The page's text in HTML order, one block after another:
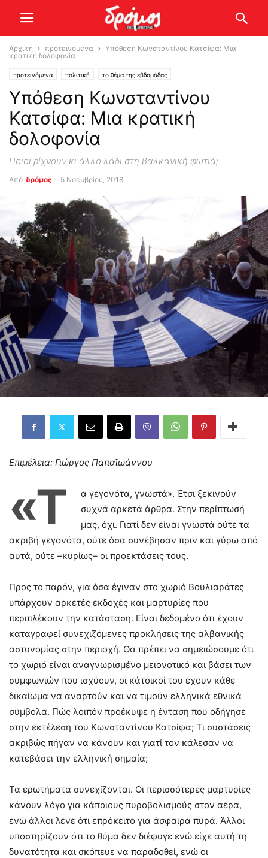
Αρχική προτεινόμενα
Υπόθεση Κωνσταντίνου Κατσίφα: Μια
κρατική δολοφονία
προτεινόμενα πολιτική το θέμα της εβδομάδας
Υπόθεση Κωνσταντίνου
Κατσίφα: Μια κρατική
δολοφονία
Ποιοι ρίχνουν κι άλλο λάδι στη βαλκανική φωτιά;
Από δρόμος - 5 Νοεμβρίου, 2018
Επιμέλεια: Γιώργος Παπαϊωάννου
«Τ
α γεγονότα, γνωστά». Έτσι ξεκινούν
συχνά αρκετά άρθρα. Στην περίπτωσή
μας, όχι. Γιατί δεν είναι γνωστά ούτε τα
ακριβή γεγονότα, ούτε όσα συνέβησαν πριν και γύρω από
αυτά, ούτε –κυρίως– οι προεκτάσεις τους.
Προς το παρόν, για όσα έγιναν στο χωριό Βουλιαράτες
υπάρχουν αρκετές εκδοχές και μαρτυρίες που
περιπλέκουν την κατάσταση. Είναι δεδομένο ότι έχουν
καταγραφεί συνεχιζόμενες προκλήσεις της αλβανικής
αστυνομίας στην περιοχή. Θα πρέπει να σημειώσουμε ότι
το χωριό είναι αναγνωρισμένο μειονοτικό και βάσει των
συμφωνιών που ισχύουν, οι κάτοικοί του έχουν κάθε
δικαίωμα να αναρτούν και να τιμούν ελληνικά εθνικά
σύμβολα. Πώς λοιπόν προέκυψε η ένταση που οδήγησε
στην εκτέλεση του Κωνσταντίνου Κατσίφα; Τι συστάσεις
ακριβώς πήγαν να κάνουν και γιατί τον κάλεσαν να
κατεβάσει την ελληνική σημαία;
Τα ερωτήματα συνεχίζονται. Οι περισσότερες μαρτυρίες
κάνουν λόγο για κάποιους πυροβολισμούς στον αέρα,
ενώ άλλοι λένε ότι επρόκειτο για άσφαιρα πυρά. Άλλοι
υποστηρίζουν ότι το θύμα δεν διέφυγε ενώ είχε αυτή τη
δυνατότητα και σκόπευε να παραδοθεί, ενώ οι